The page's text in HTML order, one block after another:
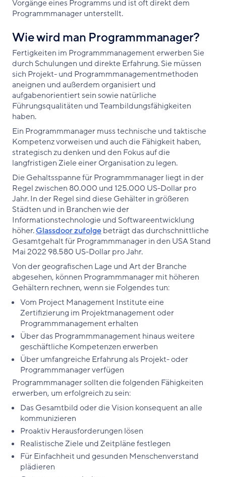
Vorgänge eines Programms und ist oft direkt dem
Programmmanager unterstellt.
Wie wird man Programmmanager?
Fertigkeiten im Programmmanagement erwerben Sie
durch Schulungen und direkte Erfahrung. Sie müssen
sich Projekt- und Programmmanagementmethoden
aneignen und außerdem organisiert und
aufgabenorientiert sein sowie natürliche
Führungsqualitäten und Teambildungsfähigkeiten
haben.
Ein Programmmanager muss technische und taktische
Kompetenz vorweisen und auch die Fähigkeit haben,
strategisch zu denken und den Fokus auf die
langfristigen Ziele einer Organisation zu legen.
Die Gehaltsspanne für Programmmanager liegt in der
Regel zwischen 80.000 und 125.000 US-Dollar pro
Jahr. In der Regel sind diese Gehälter in größeren
Städten und in Branchen wie der
Informationstechnologie und Softwareentwicklung
höher.Glassdoor zufolgebeträgt das durchschnittliche
Gesamtgehalt für Programmmanager in den USA Stand
Mai 2022 98.580 US-Dollar pro Jahr.
Von der geografischen Lage und Art der Branche
abgesehen, können Programmmanager mit höheren
Gehältern rechnen, wenn sie Folgendes tun:
Vom Project Management Institute eine
Zertifizierung im Projektmanagement oder
Programmmanagement erhalten
Über das Programmmanagement hinaus weitere
geschäftliche Kompetenzen erwerben
Über umfangreiche Erfahrung als Projekt- oder
Programmmanager verfügen
Programmmanager sollten die folgenden Fähigkeiten
erwerben, um erfolgreich zu sein:
Das Gesamtbild oder die Vision konsequent an alle
kommunizieren
Proaktiv Herausforderungen lösen
Realistische Ziele und Zeitpläne festlegen
Für Einfachheit und gesunden Menschenverstand
plädieren